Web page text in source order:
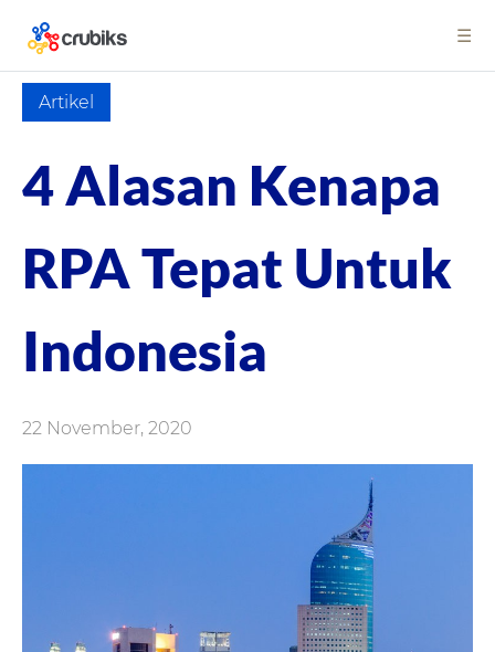
☰
Artikel
4 Alasan Kenapa
RPA Tepat Untuk
Indonesia
22 November, 2020